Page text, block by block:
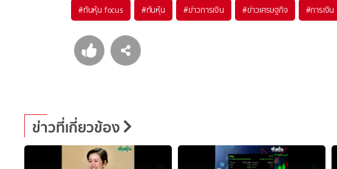
#ทันหุ้น focus #ทันหุ้น #ข่าวการเงิน #ข่าวเศรษฐกิจ #การเงิน
ข่าวที่เกี่ยวข้อง